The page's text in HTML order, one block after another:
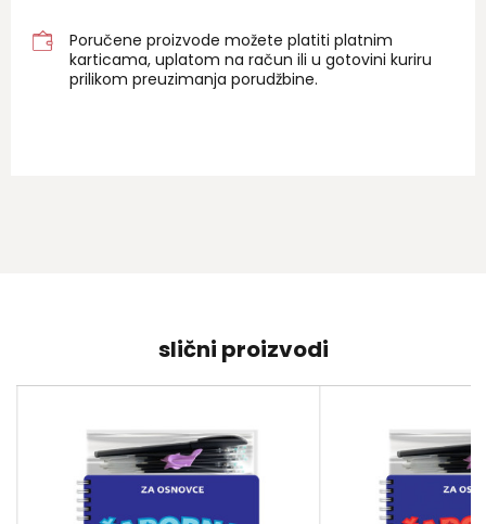
Poručene proizvode možete platiti platnim
karticama, uplatom na račun ili u gotovini kuriru
prilikom preuzimanja porudžbine.
slični proizvodi